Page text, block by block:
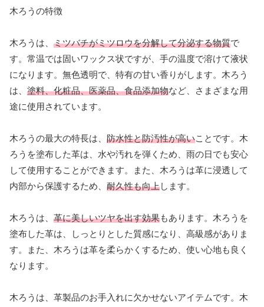
木ろうの特徴
木ろうは、 ミツバチがミツロウを分解して分泌する物質で
す。常温では固いワックス状ですが、手の温度で溶けて液状
になります。無色透明で、特有の甘い香りがします。木ろう
は、 塗料、化粧品、医薬品、食品添加物など、さまざまな用
途に使用されています。
木ろうの最大の特長は、 防水性と防汚性が高いことです。木
ろうを塗布した革は、水や汚れを弾くため、雨の日でも安心
して使用することができます。また、木ろうは革に浸透して
内部から保護するため、 耐久性も向上します。
木ろうは、 革に美しいツヤを出す効果もあります。木ろうを
塗布した革は、しっとりとした質感になり、高級感がありま
す。また、木ろうは革を柔らかくするため、使い心地も良く
なります。
木ろうは、革製品のお手入れに欠かせないアイテムです。木